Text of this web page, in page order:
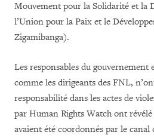
Mouvement pour la Solidarité et la
l’Union pour la Paix et le
Zigamibanga).
Les responsables du
comme les dirigeants des FNL,
responsabilité dans les actes de
par Human Rights Watch ont
avaient été coordonnés par le canal